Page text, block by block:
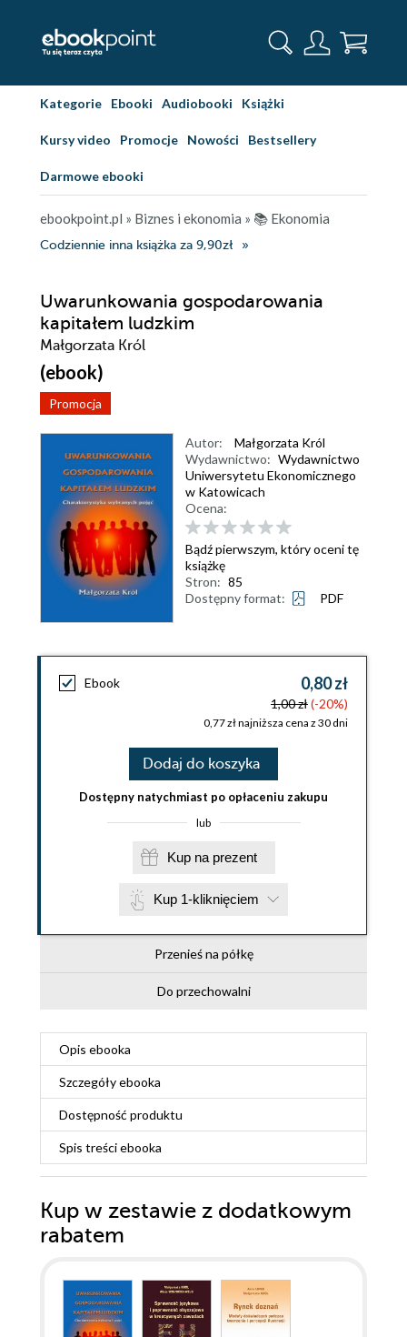
Kategorie Ebooki Audiobooki Książki
Kursy video Promocje Nowości Bestsellery
Darmowe ebooki
ebookpoint.pl » Biznes i ekonomia » 📚 Ekonomia
Codziennie inna książka za 9,90zł
Uwarunkowania gospodarowania
kapitałem ludzkim
Małgorzata Król
(ebook)
Promocja
Autor:
Małgorzata Król
Wydawnictwo: Wydawnictwo
Uniwersytetu Ekonomicznego
w Katowicach
Ocena:
Bądź pierwszym, który oceni tę
książkę
Stron: 85
Dostępny format:
PDF
Ebook 0,80 zł
1,00 zł(-20%)
0,77 zł najniższa cena z 30 dni
Dodaj do koszyka
Dostępny natychmiast po opłaceniu zakupu
lub
Kup na prezent
Kup 1-kliknięciem
Przenieś na półkę
Do przechowalni
Opis ebooka
Szczegółyebooka
Dostępność produktu
Spis treściebooka
Kup w zestawie z dodatkowym
rabatem